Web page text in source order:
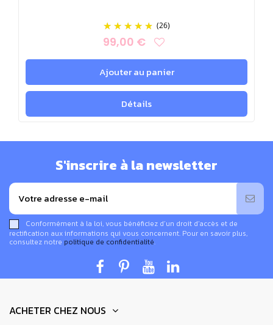
(26)
99,00 €
Ajouter au panier
Détails
S'inscrire à la newsletter
Conformément à la loi, vous bénéficiez d’un droit d’accès et de
rectification aux informations qui vous concernent. Pour en savoir plus,
consultez notre politique de confidentialité.
ACHETER CHEZ NOUS